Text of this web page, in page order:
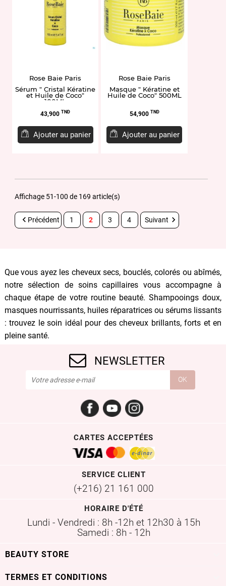
Rose Baie Paris
Sérum " Cristal Kératine
et Huile de Coco"
100ML
Prix
43,900 TND
Ajouter au panier
Rose Baie Paris
Masque " Kératine et
Huile de Coco" 500ML
Prix
54,900 TND
Ajouter au panier
Affichage 51-100 de 169 article(s)
Précédent 1 2 3 4 Suivant 
Que vous ayez les cheveux secs, bouclés, colorés ou abîmés,
notre sélection de soins capillaires vous accompagne à
chaque étape de votre routine beauté. Shampooings doux,
masques nourrissants, huiles réparatrices ou sérums lissants
: trouvez le soin idéal pour des cheveux brillants, forts et en
pleine santé.
NEWSLETTER
FacebookYouTubeInstagram
CARTES ACCEPTÉES
SERVICE CLIENT
(+216) 21 161 000
HORAIRE D'ÉTÉ
Lundi - Vendredi : 8h -12h et 12h30 à 15h
Samedi : 8h - 12h
BEAUTY STORE
TERMES ET CONDITIONS